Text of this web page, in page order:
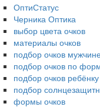
ОптиСтатус
Черника Оптика
выбор цвета очков
материалы очков
подбор очков
подбор очков по
подбор очков ребёнку
подбор
формы очков